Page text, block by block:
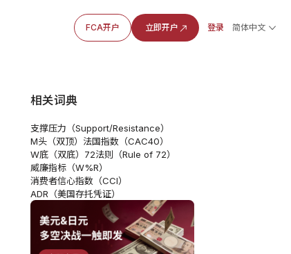
FCA开户 立即开户 登录 简体中文
相关词典
支撑压力（Support/Resistance）
M头（双顶） 法国指数（CAC40）
W底（双底） 72法则（Rule of 72）
威廉指标（W%R）
消费者信心指数（CCI）
ADR（美国存托凭证）